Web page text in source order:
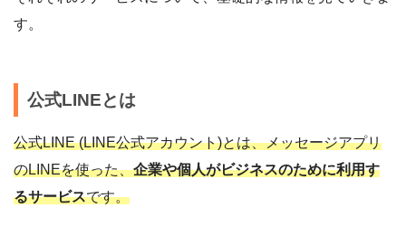
す。
公式LINEとは
公式LINE (LINE公式アカウント)とは、メッセージアプリ
のLINEを使った、企業や個人がビジネスのために利用す
るサービスです。